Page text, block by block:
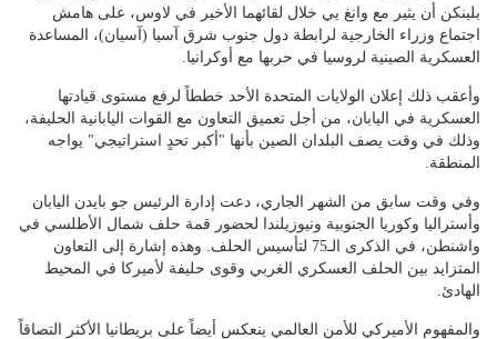
بلينكن أن يثير مع وانغ يي خلال لقائهما الأخير في لاوس، على هامش
اجتماع وزراء الخارجية لرابطة دول جنوب شرق آسيا (آسيان)، المساعدة
العسكرية الصينية لروسيا في حربها مع أوكرانيا.
وأعقب ذلك إعلان الولايات المتحدة الأحد خططاً لرفع مستوى قيادتها
العسكرية في اليابان، من أجل تعميق التعاون مع القوات اليابانية الحليفة،
وذلك في وقت يصف البلدان الصين بأنها "أكبر تحدٍ استراتيجي" يواجه
المنطقة.
وفي وقت سابق من الشهر الجاري، دعت إدارة الرئيس جو بايدن اليابان
وأستراليا وكوريا الجنوبية ونيوزيلندا لحضور قمة حلف شمال الأطلسي في
واشنطن، في الذكرى الـ75 لتأسيس الحلف. وهذه إشارة إلى التعاون
المتزايد بين الحلف العسكري الغربي وقوى حليفة لأميركا في المحيط
الهادئ.
والمفهوم الأميركي للأمن العالمي ينعكس أيضاً على بريطانيا الأكثر التصاقاً